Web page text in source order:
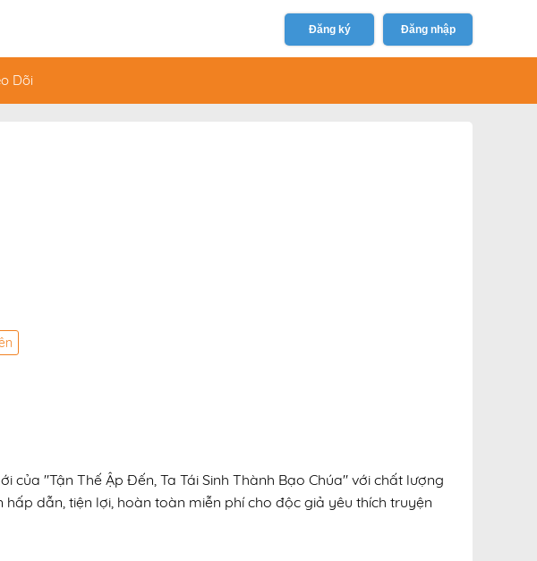
Đăng ký Đăng nhập
Dõi
"Tận Thế Ập Đến, Ta Tái Sinh Thành Bạo Chúa" với chất lượng
dẫn, tiện lợi, hoàn toàn miễn phí cho độc giả yêu thích truyện